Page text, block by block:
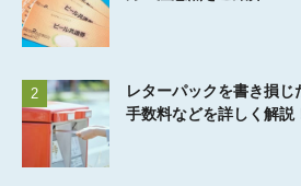
2
レターパックを書き損じ
手数料などを詳しく解説